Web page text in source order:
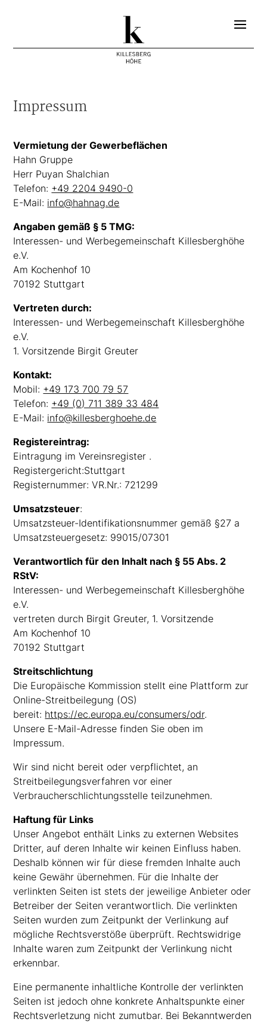
Impressum
Vermietung der Gewerbeflächen
Hahn Gruppe
Herr Puyan Shalchian
Telefon: +49 2204 9490-0
E-Mail: info@hahnag.de
Angaben gemäß § 5 TMG:
Interessen- und Werbegemeinschaft Killesberghöhe
e.V.
Am Kochenhof 10
70192 Stuttgart
Vertreten durch:
Interessen- und Werbegemeinschaft Killesberghöhe
e.V.
1. Vorsitzende Birgit Greuter
Kontakt:
Mobil: +49 173 700 79 57
Telefon: +49 (0) 711 389 33 484
E-Mail: info@killesberghoehe.de
Registereintrag:
Eintragung im Vereinsregister .
Registergericht:Stuttgart
Registernummer: VR.Nr.: 721299
Umsatzsteuer:
Umsatzsteuer-Identifikationsnummer gemäß §27 a
Umsatzsteuergesetz: 99015/07301
Verantwortlich für den Inhalt nach § 55 Abs. 2
RStV:
Interessen- und Werbegemeinschaft Killesberghöhe
e.V.
vertreten durch Birgit Greuter, 1. Vorsitzende
Am Kochenhof 10
70192 Stuttgart
Streitschlichtung
Die Europäische Kommission stellt eine Plattform zur
Online-Streitbeilegung (OS)
bereit: https://ec.europa.eu/consumers/odr.
Unsere E-Mail-Adresse finden Sie oben im
Impressum.
Wir sind nicht bereit oder verpflichtet, an
Streitbeilegungsverfahren vor einer
Verbraucherschlichtungsstelle teilzunehmen.
Haftung für Links
Unser Angebot enthält Links zu externen Websites
Dritter, auf deren Inhalte wir keinen Einfluss haben.
Deshalb können wir für diese fremden Inhalte auch
keine Gewähr übernehmen. Für die Inhalte der
verlinkten Seiten ist stets der jeweilige Anbieter oder
Betreiber der Seiten verantwortlich. Die verlinkten
Seiten wurden zum Zeitpunkt der Verlinkung auf
mögliche Rechtsverstöße überprüft. Rechtswidrige
Inhalte waren zum Zeitpunkt der Verlinkung nicht
erkennbar.
Eine permanente inhaltliche Kontrolle der verlinkten
Seiten ist jedoch ohne konkrete Anhaltspunkte einer
Rechtsverletzung nicht zumutbar. Bei Bekanntwerden